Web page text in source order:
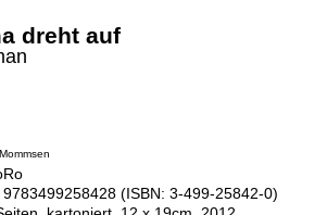
dreht auf
9783499258428 (ISBN: 3-499-25842-0)